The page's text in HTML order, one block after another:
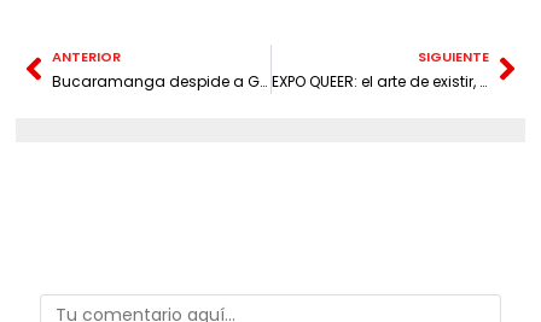
ANTERIOR
Bucaramanga despide a Gabriel Jesús Latorre Carvajal, una voz fundamental de su memoria, compositor de su himno y gestor cultural
SIGUIENTE
EXPO QUEER: el arte de existir, resistir y crear llega al Museo de Arte Moderno de Bucaramanga en junio – Conozca la programación